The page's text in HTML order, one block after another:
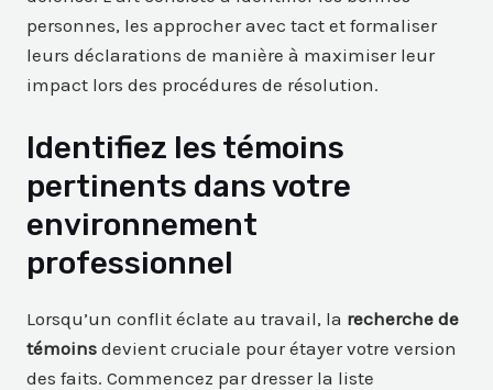
personnes, les approcher avec tact et formaliser
leurs déclarations de manière à maximiser leur
impact lors des procédures de résolution.
Identifiez les témoins
pertinents dans votre
environnement
professionnel
Lorsqu’un conflit éclate au travail, la recherche de
témoins devient cruciale pour étayer votre version
des faits. Commencez par dresser la liste